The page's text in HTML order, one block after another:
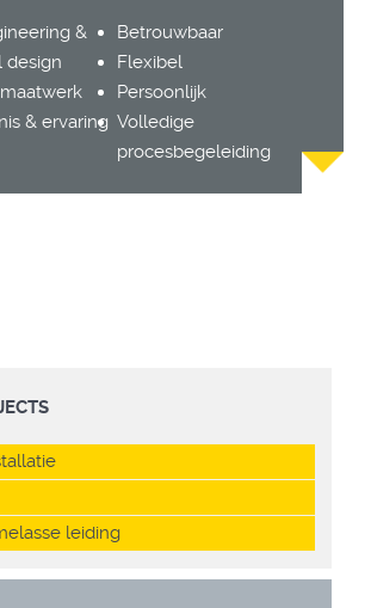
&
design
Betrouwbaar
Flexibel
Persoonlijk
& ervaring Volledige
procesbegeleiding
leiding